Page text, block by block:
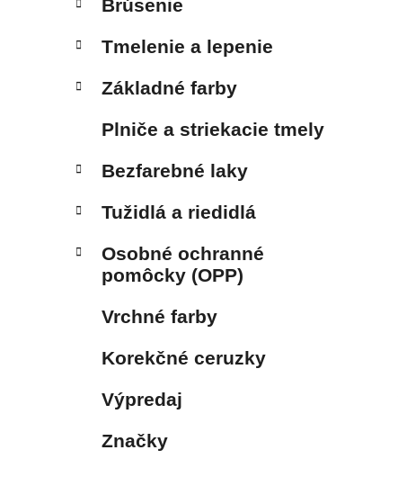
Brúsenie
Tmelenie a lepenie
Základné farby
Plniče a striekacie tmely
Bezfarebné laky
Tužidlá a riedidlá
Osobné ochranné
pomôcky (OPP)
Vrchné farby
Korekčné ceruzky
Výpredaj
Značky